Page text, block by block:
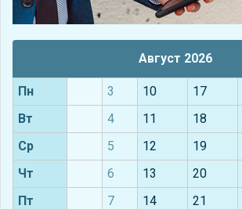
Август 2026
Пн 3 10 17
Вт
4 11 18
Ср
5 12 19
Чт
6 13 20
Пт
7 14 21